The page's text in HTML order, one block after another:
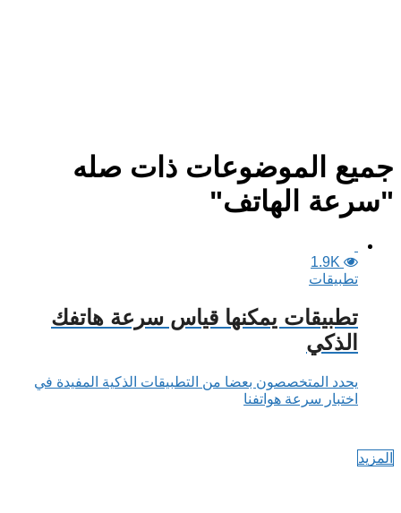
جميع الموضوعات ذات صله
"سرعة الهاتف"
1.9K
تطبيقات
تطبيقات يمكنها قياس سرعة هاتفك
الذكي
يحدد المتخصصون بعضا من التطبيقات الذكية المفيدة في
اختبار سرعة هواتفنا
المزيد